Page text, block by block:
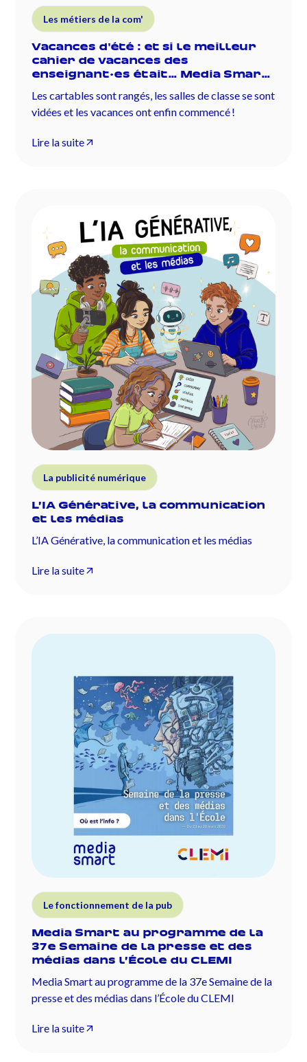
Les métiers de la com'
Vacances d'été : et si le meilleur
cahier de vacances des
enseignant·es était… Media Smart
Les cartables sont rangés, les salles de classe se sont
vidées et les vacances ont enfin commencé !
Lire la suite
La publicité numérique
L’IA Générative, la communication
et les médias
L’IA Générative, la communication et les médias
Lire la suite
Le fonctionnement de la pub
Media Smart au programme de la
37e Semaine de la presse et des
médias dans l’École du CLEMI
Media Smart au programme de la 37e Semaine de la
presse et des médias dans l’École du CLEMI
Lire la suite